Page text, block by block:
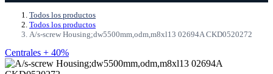
Todos los productos
Todos los productos
A/s-screw Housing;dw5500mm,odm,m8xl13 02694A CKD0520272
Centrales + 40%